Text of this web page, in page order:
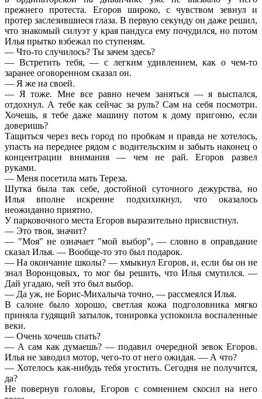
прежнего протеста. Егоров широко, с чувством зевнул и
протер заслезившиеся глаза. В первую секунду он даже решил,
что знакомый силуэт у края пандуса ему почудился, но потом
Илья прытко взбежал по ступеням.
— Что-то случилось? Ты зачем здесь?
— Встретить тебя, — с легким удивлением, как о чем-то
заранее оговоренном сказал он.
— Я же на своей.
— Я тоже. Мне все равно нечем заняться — я выспался,
отдохнул. А тебе как сейчас за руль? Сам на себя посмотри.
Хочешь, я тебе даже машину потом к дому пригоню, если
доверишь?
Тащиться через весь город по пробкам и правда не хотелось,
упасть на переднее рядом с водительским и забыть наконец о
концентрации внимания — чем не рай. Егоров развел
руками.
— Меня посетила мать Тереза.
Шутка была так себе, достойной суточного дежурства, но
Илья вполне искренне подхихикнул, что оказалось
неожиданно приятно.
У парковочного места Егоров выразительно присвистнул.
— Это твоя, значит?
— "Моя" не означает "мой выбор", — словно в оправдание
сказал Илья. — Вообще-то это был подарок.
— На окончание школы? — хмыкнул Егоров, и, если бы он не
знал Воронцовых, то мог бы решить, что Илья смутился. —
Дай угадаю, чей это был выбор.
— Да уж, не Борис-Михалыча точно, — рассмеялся Илья.
В салоне было хорошо, светлая кожа подголовника мягко
приняла гудящий затылок, тонировка успокоила воспаленные
веки.
— Очень хочешь спать?
— А сам как думаешь? — подавил очередной зевок Егоров.
Илья не заводил мотор, чего-то от него ожидая. — А что?
— Хотелось как-нибудь тебя угостить. Сегодня не получится,
да?
Не повернув головы, Егоров с сомнением скосил на него